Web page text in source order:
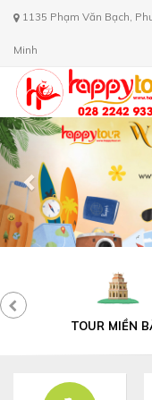
1135 Phạm Văn Bạch,
Minh
Previous
TOUR MIỀN